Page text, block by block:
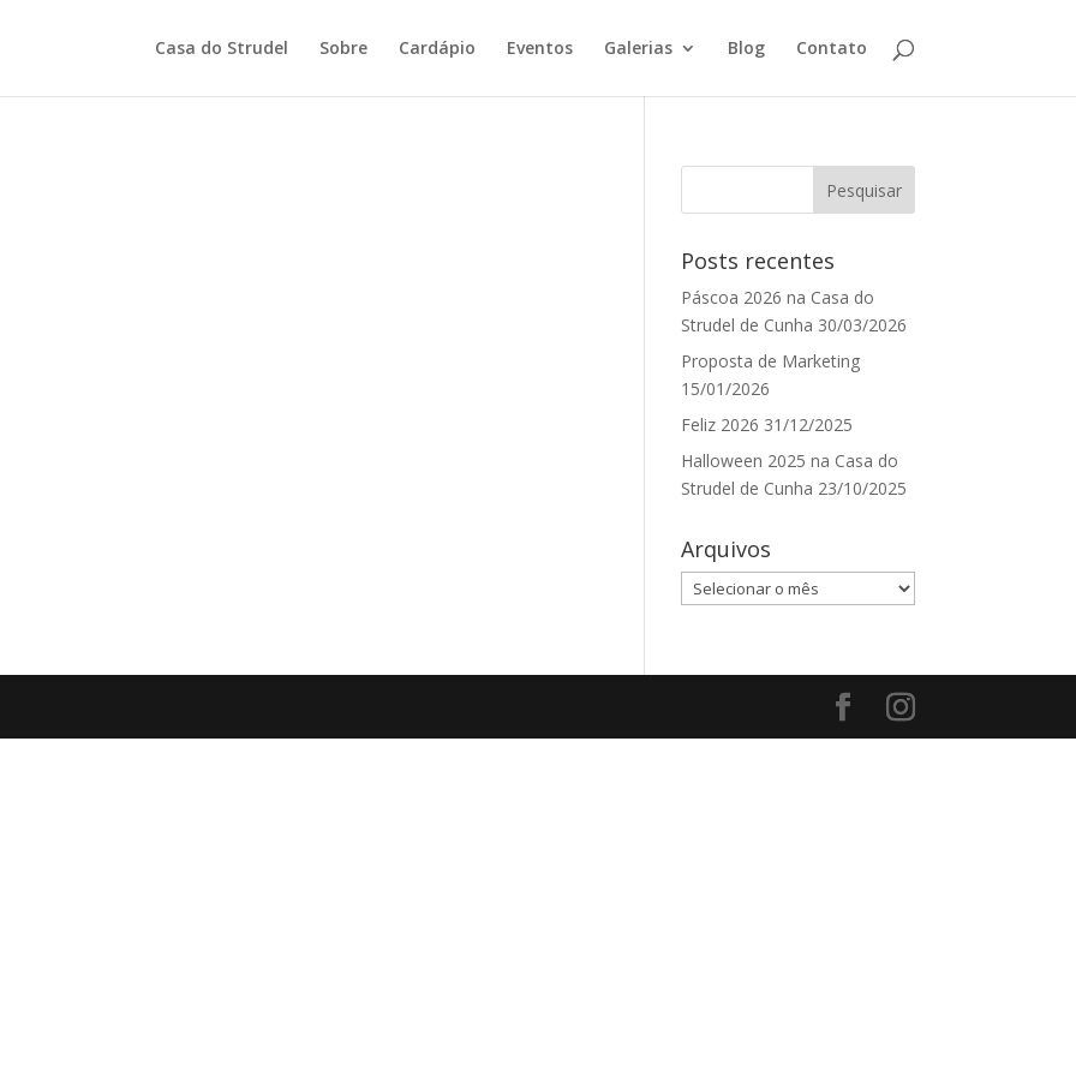
Casa do Strudel Sobre Cardápio Eventos Galerias Blog Contato
Posts recentes
Páscoa 2026 na Casa do
Strudel de Cunha 30/03/2026
Proposta de Marketing
15/01/2026
Feliz 2026 31/12/2025
Halloween 2025 na Casa do
Strudel de Cunha 23/10/2025
Arquivos
Arquivos